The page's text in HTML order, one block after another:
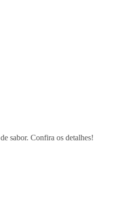
sabor. Confira os detalhes!